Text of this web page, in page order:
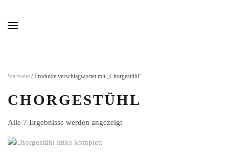
Startseite / Produkte verschlagwortet mit „Chorgestühl“
CHORGESTÜHL
Alle 7 Ergebnisse werden angezeigt